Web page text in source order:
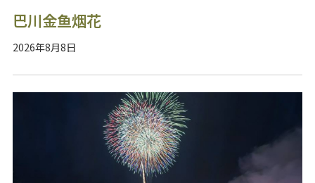
巴川金鱼烟花
2026年8月8日